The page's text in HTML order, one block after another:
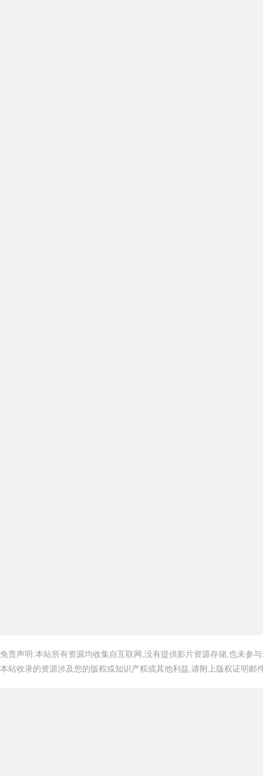
免责声明:本站所有资源均收集自互联网,没有提供影片资源存储,也未参
本站收录的资源涉及您的版权或知识产权或其他利益,请附上版权证明